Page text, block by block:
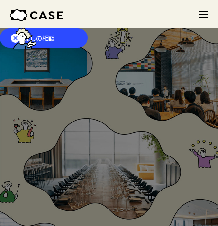
会場探しの相談